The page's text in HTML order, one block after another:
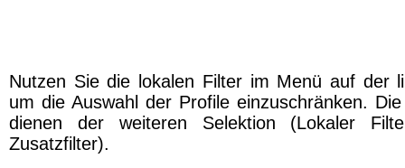
Nutzen Sie die lokalen Filter im Menü auf der
um die Auswahl der Profile einzuschränken.
dienen der weiteren Selektion (Lokaler
Zusatzfilter).